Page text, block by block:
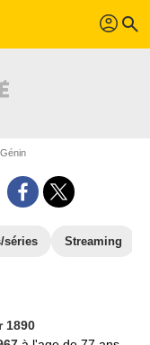
profil search
séries Streaming
1890